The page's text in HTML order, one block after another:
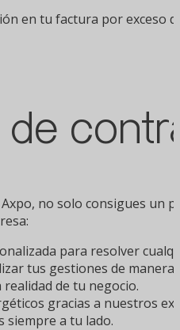
en tu factura por exceso
de
no solo consigues un
para resolver
tus gestiones de manera
de tu negocio.
gracias a nuestros
siempre a tu lado.